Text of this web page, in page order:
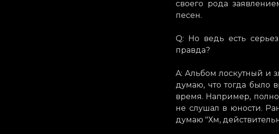
своего рода
песен.
Q: Но ведь есть
правда?
A: Альбом лоскутный и
думаю, что тогда было
время. Например,
не слушал в юности.
думаю "Хм,